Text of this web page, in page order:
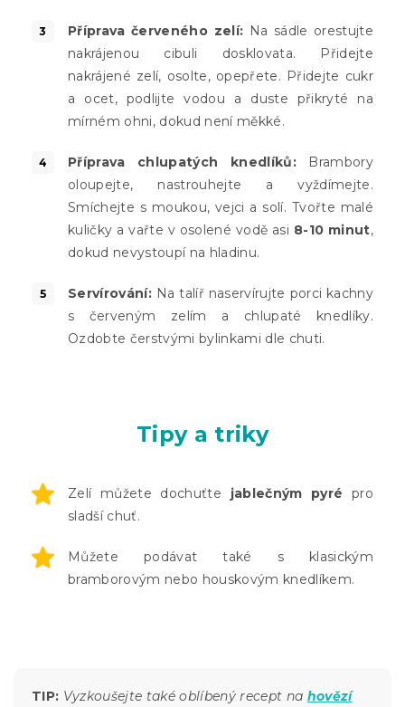
Příprava červeného zelí: Na sádle orestujte
nakrájenou cibuli dosklovata. Přidejte
nakrájené zelí, osolte, opepřete. Přidejte cukr
a ocet, podlijte vodou a duste přikryté na
mírném ohni, dokud není měkké.
Příprava chlupatých knedlíků:Brambory
oloupejte, nastrouhejte a vyždímejte.
Smíchejte s moukou, vejci a solí. Tvořte malé
kuličky a vařte v osolené vodě asi 8-10 minut,
dokud nevystoupí na hladinu.
Servírování: Na talíř naservírujte porci kachny
s červeným zelím a chlupaté knedlíky.
Ozdobte čerstvými bylinkami dle chuti.
Tipy a triky
Zelí můžete dochuťte jablečným pyré pro
sladší chuť.
Můžete podávat také s klasickým
bramborovým nebo houskovým knedlíkem.
TIP: Vyzkoušejte také oblíbený recept na hovězí